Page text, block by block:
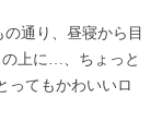
通り、昼寝から目
上に…、ちょっと
ってもかわいいロ